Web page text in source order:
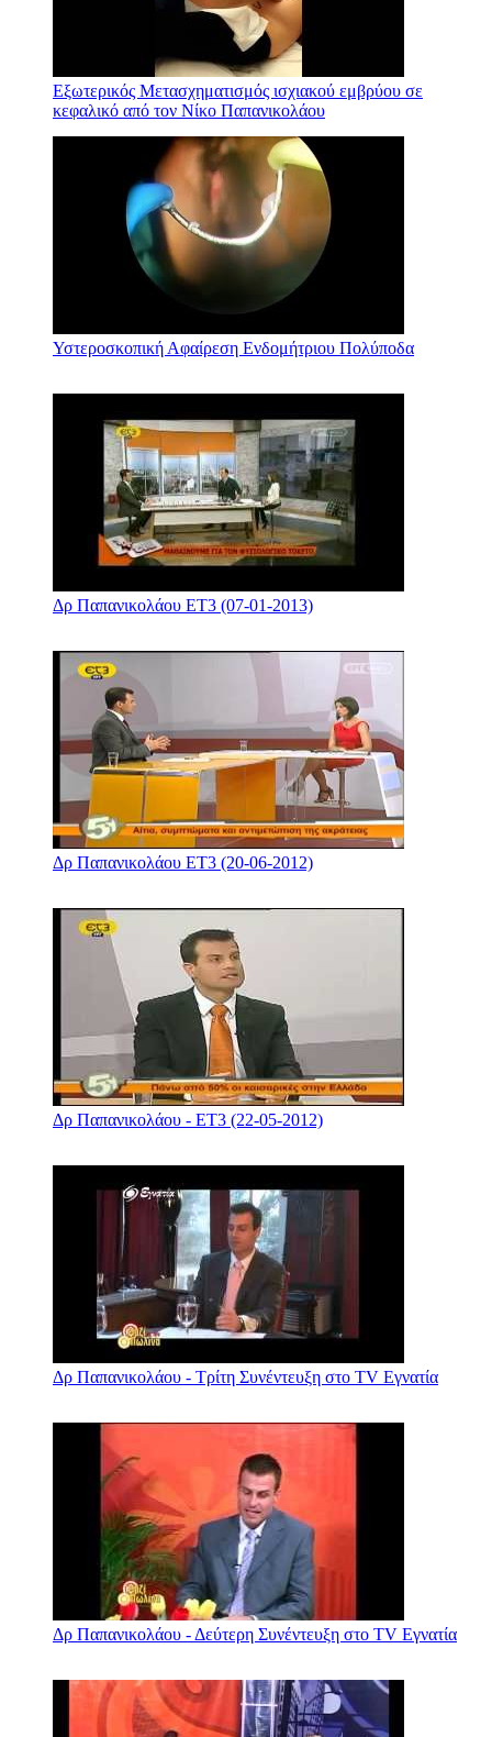
Εξωτερικός Μετασχηματισμός ισχιακού εμβρύου σε
κεφαλικό από τον Νίκο Παπανικολάου
Υστεροσκοπική Αφαίρεση Ενδομήτριου Πολύποδα
Δρ Παπανικολάου ΕΤ3 (07-01-2013)
Δρ Παπανικολάου ΕΤ3 (20-06-2012)
Δρ Παπανικολάου - ΕΤ3 (22-05-2012)
Δρ Παπανικολάου - Τρίτη Συνέντευξη στο TV Εγνατία
Δρ Παπανικολάου - Δεύτερη Συνέντευξη στο TV Εγνατία